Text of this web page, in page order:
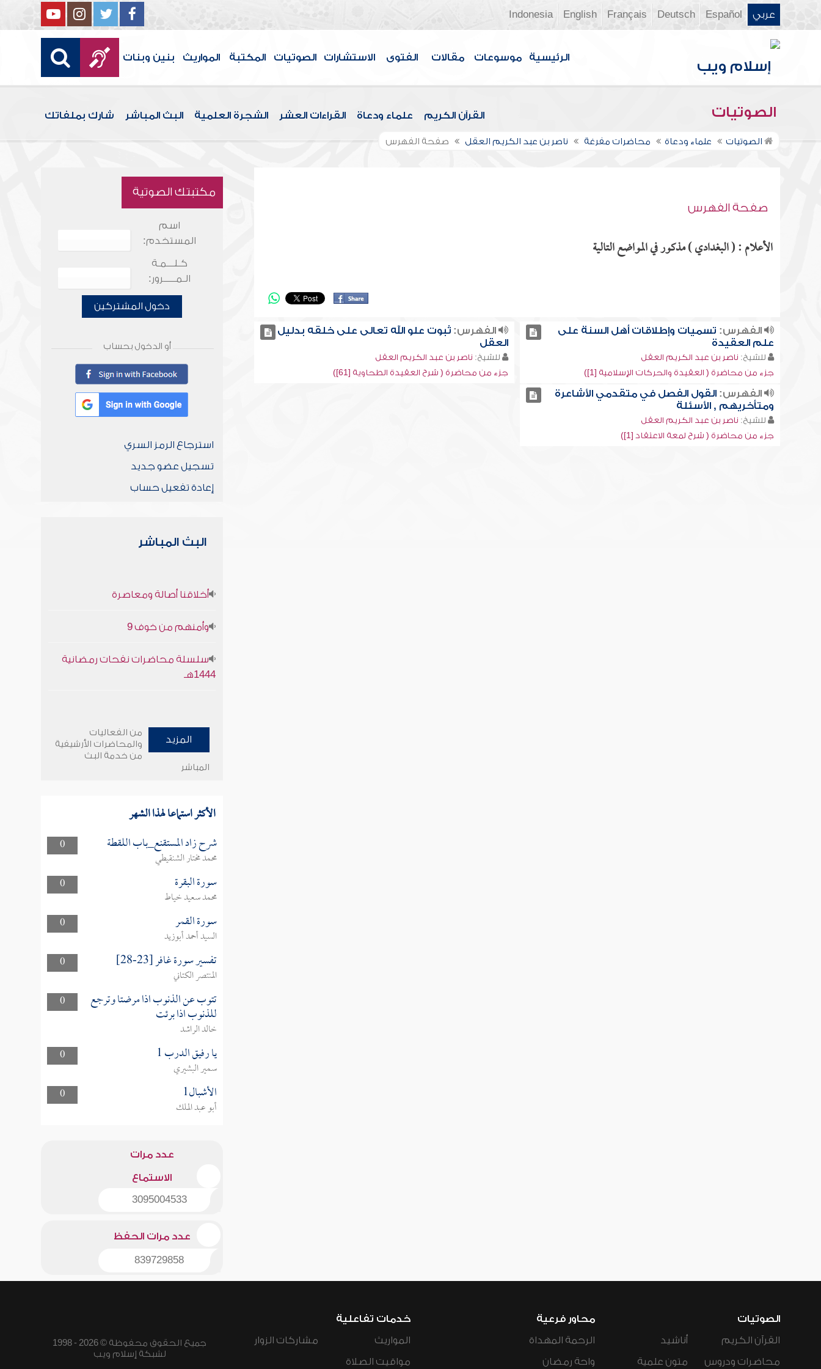
عربي Español
Deutsch
Français
English
Indonesia
الرئيسية موسوعات مقالات الفتوى الاستشارات الصوتيات المكتبة المواريث بنين وبنات
الصوتيات القرآن الكريم علماء ودعاة القراءات العشر الشجرة العلمية البث المباشر شارك بملفاتك
الصوتيات علماء ودعاة محاضرات مفرغة ناصر بن عبد الكريم العقل صفحة الفهرس
صفحة الفهرس
الأعلام : ( البغدادي ) مذكور في المواضع التالية
الفهرس: تسميات وإطلاقات أهل السنة على
علم العقيدة
للشيخ: ناصر بن عبد الكريم العقل
جزء من محاضرة ( العقيدة والحركات الإسلامية [1])
الفهرس: ثبوت علو الله تعالى على خلقه بدليل
العقل
للشيخ: ناصر بن عبد الكريم العقل
جزء من محاضرة ( شرح العقيدة الطحاوية [61])
الفهرس:القول الفصل في متقدمي الأشاعرة
ومتأخريهم , الأسئلة
للشيخ: ناصر بن عبد الكريم العقل
جزء من محاضرة ( شرح لمعة الاعتقاد [1])
مكتبتك الصوتية
اسم
المستخدم:
كـلـــمـة
الـمـــــرور:
دخول المشتركين
أو الدخول بحساب
استرجاع الرمز السري
تسجيل عضو جديد
إعادة تفعيل حساب
البث المباشر
أخلاقنا أصالة ومعاصرة
وأمنهم من خوف 9
سلسلة محاضرات نفحات رمضانية
1444هـ
المزيد
من الفعاليات
والمحاضرات الأرشيفية
من خدمة البث
المباشر
الأكثر استماعا لهذا الشهر
0 شرح زاد المستقنع_باب اللقطة
محمد مختار الشنقيطي
0
سورة البقرة
محمد سعيد خياط
0
سورة القمر
السيد أحمد أبوزيد
0
تفسير سورة غافر [23-28]
المنتصر الكتاني
0
تتوب عن الذنوب اذا مرضتا وترجع
للذنوب اذا برئت
خالد الراشد
0
يا رفيق الدرب 1
سمير البشيري
0
الأشبال1
أبو عبد الملك
عدد مرات
الاستماع
3095004533
عدد مرات الحفظ
839729858
الصوتيات
القرآن الكريم
محاضرات ودروس
أناشيد
متون علمية
محاور فرعية
الرحمة المهداة
واحة رمضان
خدمات تفاعلية
المواريث
مواقيت الصلاة
مشاركات الزوار
جميع الحقوق محفوظة © 2026 - 1998
لشبكة إسلام ويب